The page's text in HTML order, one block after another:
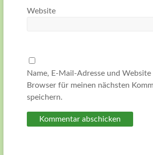
Website
Name, E-Mail-Adresse und Website
Browser für meinen nächsten
speichern.